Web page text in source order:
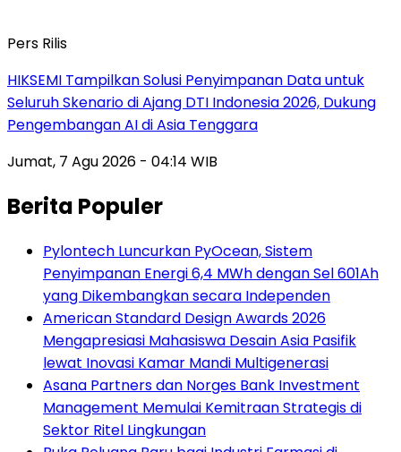
Pers Rilis
HIKSEMI Tampilkan Solusi Penyimpanan Data untuk
Seluruh Skenario di Ajang DTI Indonesia 2026, Dukung
Pengembangan AI di Asia Tenggara
Jumat, 7 Agu 2026 - 04:14 WIB
Berita Populer
Pylontech Luncurkan PyOcean, Sistem
Penyimpanan Energi 6,4 MWh dengan Sel 601Ah
yang Dikembangkan secara Independen
American Standard Design Awards 2026
Mengapresiasi Mahasiswa Desain Asia Pasifik
lewat Inovasi Kamar Mandi Multigenerasi
Asana Partners dan Norges Bank Investment
Management Memulai Kemitraan Strategis di
Sektor Ritel Lingkungan